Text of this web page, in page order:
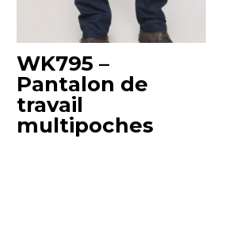
WK795 –
Pantalon de
travail
multipoches